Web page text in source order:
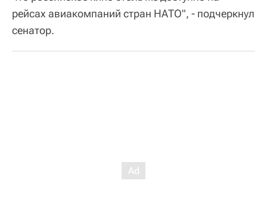
рейсах авиакомпаний стран НАТО", - подчеркнул
сенатор.